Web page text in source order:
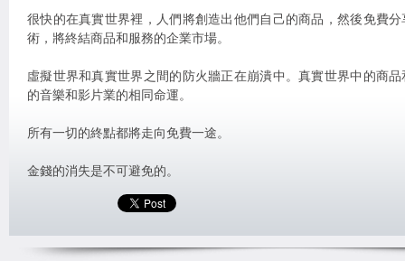
很快的在真實世界裡，人們將創造出他們自己的商品，然後免費
術，將終結商品和服務的企業市場。
虛擬世界和真實世界之間的防火牆正在崩潰中。真實世界中的商
的音樂和影片業的相同命運。
所有一切的終點都將走向免費一途。
金錢的消失是不可避免的。